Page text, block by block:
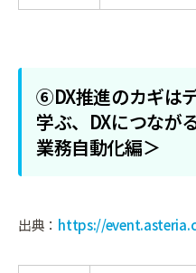
⑥DX推進のカギは
学ぶ、DXにつなが
業務自動化編＞
出典： https://